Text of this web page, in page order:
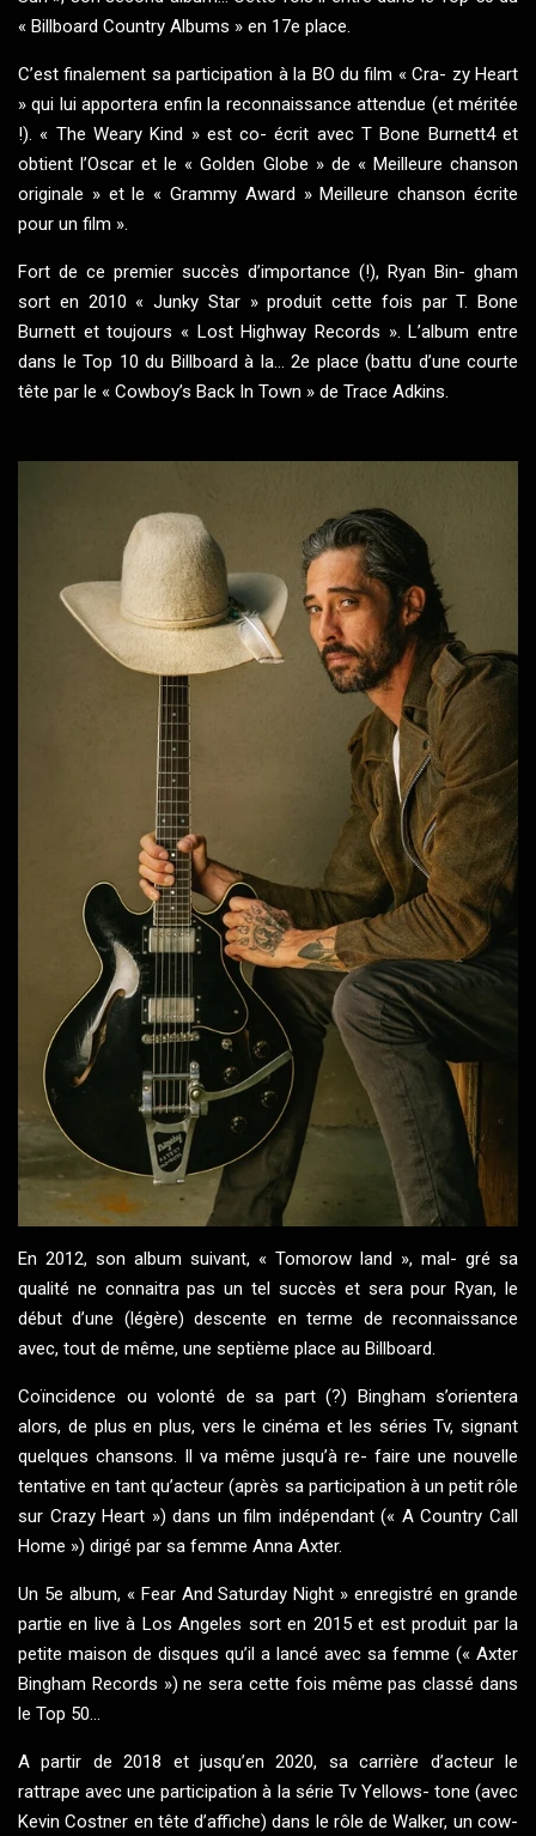
« Billboard Country Albums » en 17e place.
C’est finalement sa participation à la BO du film « Cra- zy Heart
» qui lui apportera enfin la reconnaissance attendue (et méritée
!). « The Weary Kind » est co- écrit avec T Bone Burnett4 et
obtient l’Oscar et le « Golden Globe » de « Meilleure chanson
originale » et le « Grammy Award » Meilleure chanson écrite
pour un film ».
Fort de ce premier succès d’importance (!), Ryan Bin- gham
sort en 2010 « Junky Star » produit cette fois par T. Bone
Burnett et toujours « Lost Highway Records ». L’album entre
dans le Top 10 du Billboard à la... 2e place (battu d’une courte
tête par le « Cowboy’s Back In Town » de Trace Adkins.
En 2012, son album suivant, « Tomorow land », mal- gré sa
qualité ne connaitra pas un tel succès et sera pour Ryan, le
début d’une (légère) descente en terme de reconnaissance
avec, tout de même, une septième place au Billboard.
Coïncidence ou volonté de sa part (?) Bingham s’orientera
alors, de plus en plus, vers le cinéma et les séries Tv, signant
quelques chansons. Il va même jusqu’à re- faire une nouvelle
tentative en tant qu’acteur (après sa participation à un petit rôle
sur Crazy Heart ») dans un film indépendant (« A Country Call
Home ») dirigé par sa femme Anna Axter.
Un 5e album, « Fear And Saturday Night » enregistré en grande
partie en live à Los Angeles sort en 2015 et est produit par la
petite maison de disques qu’il a lancé avec sa femme (« Axter
Bingham Records ») ne sera cette fois même pas classé dans
le Top 50...
A partir de 2018 et jusqu’en 2020, sa carrière d’acteur le
rattrape avec une participation à la série Tv Yellows- tone (avec
Kevin Costner en tête d’affiche) dans le rôle de Walker, un cow-